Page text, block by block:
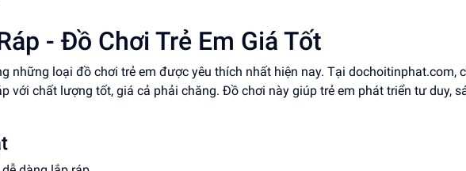
- Đồ Chơi Trẻ Em Giá Tốt
những loại đồ chơi trẻ em được yêu thích nhất hiện nay. Tại dochoitinphat.com,
với chất lượng tốt, giá cả phải chăng. Đồ chơi này giúp trẻ em phát triển tư duy,